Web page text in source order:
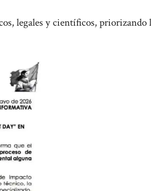
legales y científicos, priorizando